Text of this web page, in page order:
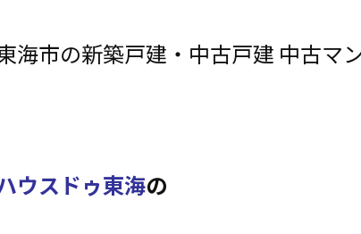
海市の新築戸建・中古戸建 中古マ
ウスドゥ東海の